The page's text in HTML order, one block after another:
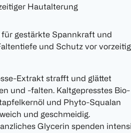
Hautalterung
für gestärkte Spannkraft und
und Schutz vor
Extrakt strafft und glättet
und -falten. Kaltgepresstes Bio-
und Phyto-Squalan
und geschmeidig.
Glycerin spenden